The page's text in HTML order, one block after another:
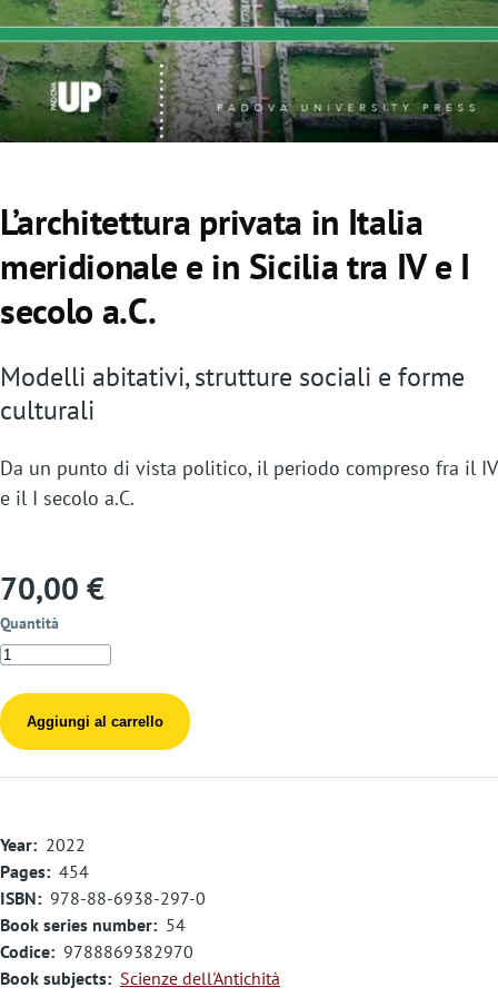
o
L’architettura privata in Italia
meridionale e in Sicilia tra IV e I
secolo a.C.
Modelli abitativi, strutture sociali e forme
culturali
Da un punto di vista politico, il periodo compreso fra il IV
e il I secolo a.C.
70,00 €
Quantità
Year
2022
Pages 454
ISBN
978-88-6938-297-0
Book series number
54
Codice 9788869382970
Book subjects
Scienze dell'Antichità